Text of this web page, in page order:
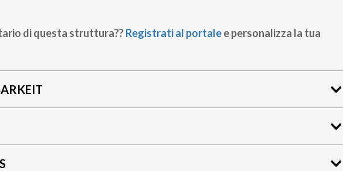
di questa struttura??Registrati al portalee personalizza la tua